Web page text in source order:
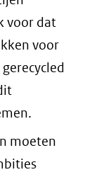
voor dat
voor
moeten